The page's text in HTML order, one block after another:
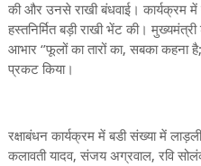
की और उनसे राखी बंधवाई। कार्यक्रम में
हस्तनिर्मित बड़ी राखी भेंट की।
आभार ‘’फूलों का तारों का, सबका कहना
प्रकट किया।
रक्षाबंधन कार्यक्रम में बडी संख्या में
कलावती यादव, संजय अग्रवाल, रवि